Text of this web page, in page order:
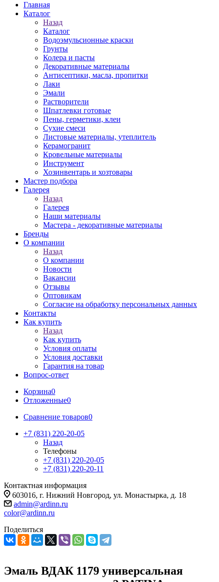
Главная
Каталог
Назад
Каталог
Водоэмульсионные краски
Грунты
Колера и пасты
Декоративные материалы
Антисептики, масла, пропитки
Лаки
Эмали
Растворители
Шпатлевки готовые
Пены, герметики, клеи
Сухие смеси
Листовые материалы, утеплитель
Керамогранит
Кровельные материалы
Инструмент
Хозинвентарь и хозтовары
Мастер подбора
Галерея
Назад
Галерея
Наши материалы
Мастера - декоративные материалы
Бренды
О компании
Назад
О компании
Новости
Вакансии
Отзывы
Оптовикам
Cогласие на обработку персональных данных
Контакты
Как купить
Назад
Как купить
Условия оплаты
Условия доставки
Гарантия на товар
Вопрос-ответ
Корзина0
Отложенные0
Сравнение товаров0
+7 (831) 220-20-05
Назад
Телефоны
+7 (831) 220-20-05
+7 (831) 220-20-11
Контактная информация
603016, г. Нижний Новгород, ул. Монастырка, д. 18
admin@ardinn.ru
color@ardinn.ru
Поделиться
Эмаль ВДАК 1179 универсальная